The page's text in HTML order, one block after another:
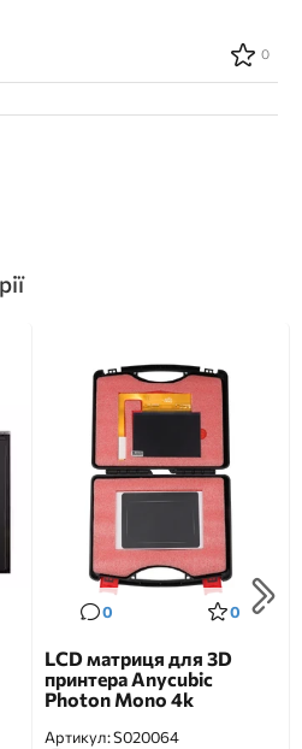
0
0 0
LCD матриця для 3D
принтера Anycubic
Photon Mono 4k
Артикул:S020064